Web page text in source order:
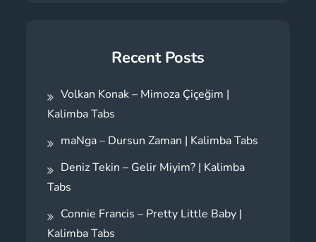
Recent Posts
Volkan Konak – Mimoza Çiçeğim |
Kalimba Tabs
maNga – Dursun Zaman | Kalimba Tabs
Deniz Tekin – Gelir Miyim? | Kalimba
Tabs
Connie Francis – Pretty Little Baby |
Kalimba Tabs